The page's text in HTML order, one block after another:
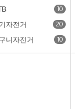
10
20
자전거
10
니자전거